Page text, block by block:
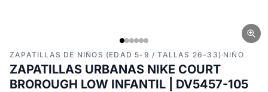
ZAPATILLAS DE NIÑOS (EDAD 5-9 / TALLAS 26-33)·NIÑO
ZAPATILLAS URBANAS NIKE COURT
BROROUGH LOW INFANTIL | DV5457-105